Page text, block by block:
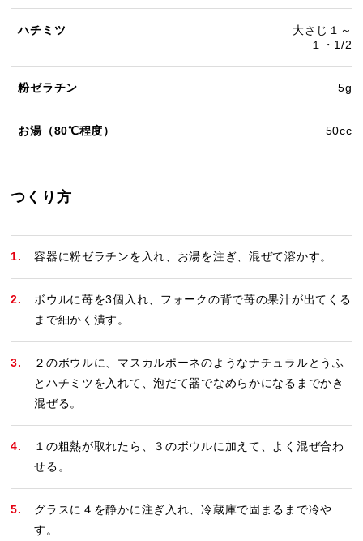
ハチミツ
大さじ１～
１・1/2
粉ゼラチン 5g
お湯（80℃程度） 50cc
つくり方
容器に粉ゼラチンを入れ、お湯を注ぎ、混ぜて溶かす。
ボウルに苺を3個入れ、フォークの背で苺の果汁が出てくる
まで細かく潰す。
２のボウルに、マスカルポーネのようなナチュラルとうふ
とハチミツを入れて、泡だて器でなめらかになるまでかき
混ぜる。
１の粗熱が取れたら、３のボウルに加えて、よく混ぜ合わ
せる。
グラスに４を静かに注ぎ入れ、冷蔵庫で固まるまで冷や
す。